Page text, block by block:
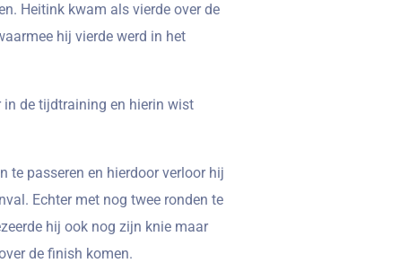
Heitink kwam als vierde over de
hij vierde werd in het
in de tijdtraining en hierin wist
te passeren en hierdoor verloor hij
Echter met nog twee ronden te
hij ook nog zijn knie maar
de finish komen.